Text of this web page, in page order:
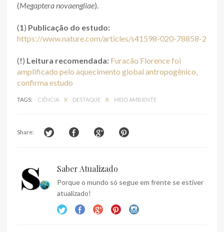
(Megaptera novaengliae).
(1 ) Publicação do estudo:
https://www.nature.com/articles/s41598-020-78858-2
(!) Leitura recomendada: Furacão Florence foi
amplificado pelo aquecimento global antropogênico,
confirma estudo
TAGS: CIÊNCIA X DESTAQUE X MEIO AMBIENTE
Share:
Saber Atualizado
Porque o mundo só segue em frente se estiver
atualizado!